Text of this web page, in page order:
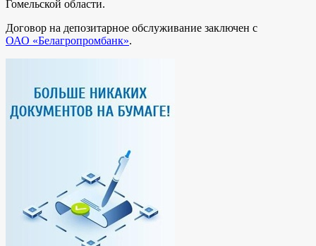
Гомельской области.
Договор на депозитарное обслуживание заключен с
ОАО «Белагропромбанк».